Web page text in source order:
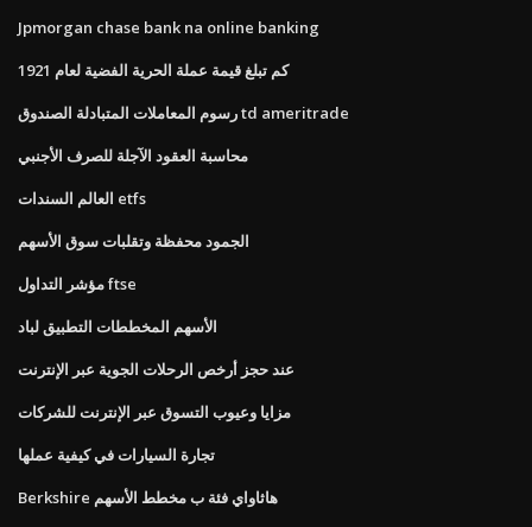
Jpmorgan chase bank na online banking
كم تبلغ قيمة عملة الحرية الفضية لعام 1921
رسوم المعاملات المتبادلة الصندوق td ameritrade
محاسبة العقود الآجلة للصرف الأجنبي
العالم السندات etfs
الجمود محفظة وتقلبات سوق الأسهم
مؤشر التداول ftse
الأسهم المخططات التطبيق لباد
عند حجز أرخص الرحلات الجوية عبر الإنترنت
مزايا وعيوب التسوق عبر الإنترنت للشركات
تجارة السيارات في كيفية عملها
Berkshire هاثاواي فئة ب مخطط الأسهم